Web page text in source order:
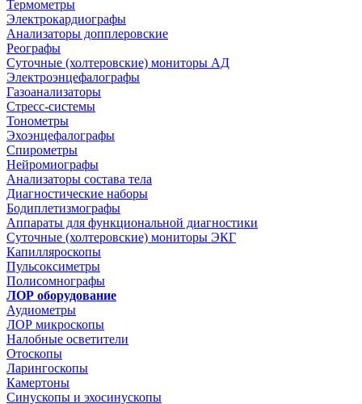
Термометры
Электрокардиографы
Анализаторы допплеровские
Реографы
Суточные (холтеровские) мониторы АД
Электроэнцефалографы
Газоанализаторы
Стресс-системы
Тонометры
Эхоэнцефалографы
Спирометры
Нейромиографы
Анализаторы состава тела
Диагностические наборы
Бодиплетизмографы
Аппараты для функциональной диагностики
Суточные (холтеровские) мониторы ЭКГ
Капилляроскопы
Пульсоксиметры
Полисомнографы
ЛОР оборудование
Аудиометры
ЛОР микроскопы
Налобные осветители
Отоскопы
Ларингоскопы
Камертоны
Синускопы и эхосинускопы